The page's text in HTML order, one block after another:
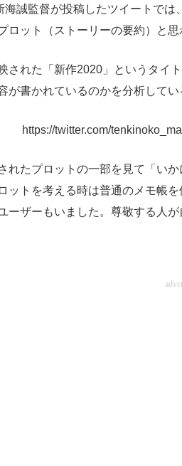
誠監督が投稿したツイートでは
ロット（ストーリーの要約）と思
された「新作2020」というタイ
が書かれているのかを分析してい
https://twitter.com/
れたプロットの一部を見て「い
ットを考える時は普通のメモ帳
ーザーもいました。尊敬する人